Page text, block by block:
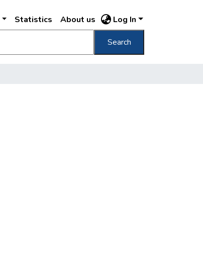
Statistics About us Log In
Search